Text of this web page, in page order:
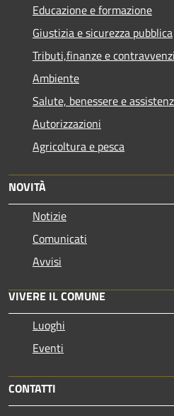
Educazione e formazione
Giustizia e sicurezza pubblica
Tributi,finanze e
Ambiente
Salute, benessere e
Autorizzazioni
Agricoltura e pesca
NOVITÀ
Notizie
Comunicati
Avvisi
VIVERE IL COMUNE
Luoghi
Eventi
CONTATTI